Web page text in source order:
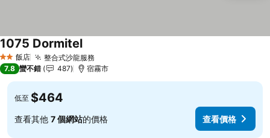
2 星級飯店 整合式沙龍服務
1075 Dormitel查看價格
7.8 蠻不錯 487 宿霧市
低至 $464
查看其他 7 個網站的價格 查看價格